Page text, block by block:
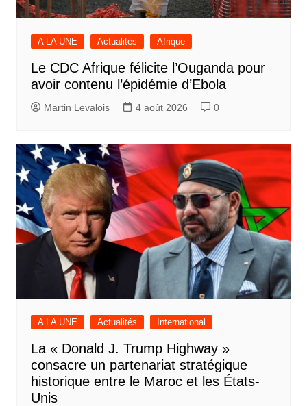
A LA UNE Actualités Afrique
Le CDC Afrique félicite l’Ouganda pour
avoir contenu l’épidémie d’Ebola
Martin Levalois 4 août 2026 0
A LA UNE Actualités International
La « Donald J. Trump Highway »
consacre un partenariat stratégique
historique entre le Maroc et les États-
Unis